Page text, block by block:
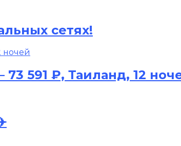
сетях!
73 591 ₽, Таиланд, 12